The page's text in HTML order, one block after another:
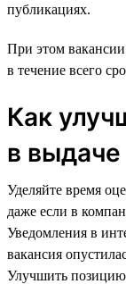
публикациях.
При этом
в течение всего
Как
в выдаче
Уделяйте время
даже если в
Уведомления в
вакансия
Улучшить